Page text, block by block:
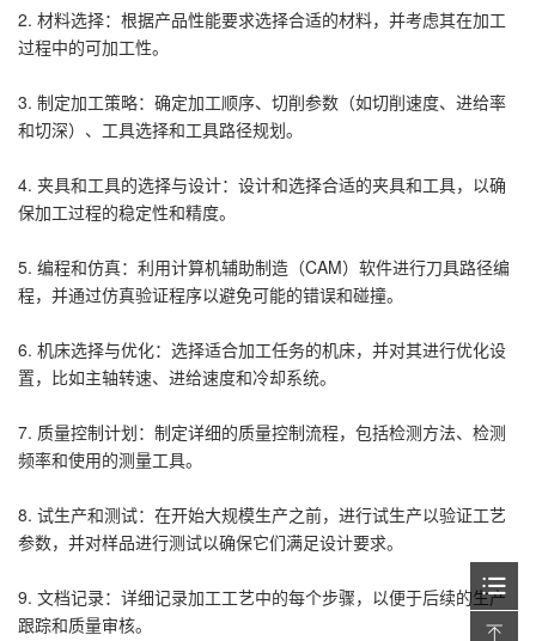
2. 材料选择：根据产品性能要求选择合适的材料，并考虑其在加工
过程中的可加工性。
3. 制定加工策略：确定加工顺序、切削参数（如切削速度、进给率
和切深）、工具选择和工具路径规划。
4. 夹具和工具的选择与设计：设计和选择合适的夹具和工具，以确
保加工过程的稳定性和精度。
5. 编程和仿真：利用计算机辅助制造（CAM）软件进行刀具路径编
程，并通过仿真验证程序以避免可能的错误和碰撞。
6. 机床选择与优化：选择适合加工任务的机床，并对其进行优化设
置，比如主轴转速、进给速度和冷却系统。
7. 质量控制计划：制定详细的质量控制流程，包括检测方法、检测
频率和使用的测量工具。
8. 试生产和测试：在开始大规模生产之前，进行试生产以验证工艺
参数，并对样品进行测试以确保它们满足设计要求。
9. 文档记录：详细记录加工工艺中的每个步骤，以便于后续的生产
跟踪和质量审核。